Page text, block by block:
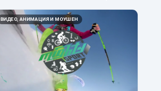
ВИДЕО, АНИМАЦИЯ И МОУШЕН